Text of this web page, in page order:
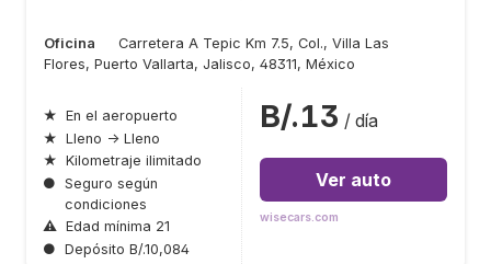
Oficina
Carretera A Tepic Km 7.5, Col., Villa Las
Flores, Puerto Vallarta, Jalisco, 48311, México
★ En el aeropuerto
★ Lleno → Lleno
★ Kilometraje ilimitado
● Seguro según
condiciones
⚠ Edad mínima 21
● Depósito B/.10,084
B/.13 / día
Ver auto
wisecars.com